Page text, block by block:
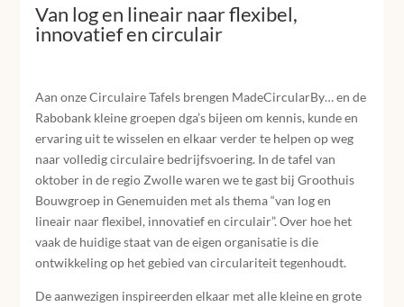
Van log en lineair naar flexibel,
innovatief en circulair
Aan onze Circulaire Tafels brengen MadeCircularBy… en de
Rabobank kleine groepen dga’s bijeen om kennis, kunde en
ervaring uit te wisselen en elkaar verder te helpen op weg
naar volledig circulaire bedrijfsvoering. In de tafel van
oktober in de regio Zwolle waren we te gast bij Groothuis
Bouwgroep in Genemuiden met als thema “van log en
lineair naar flexibel, innovatief en circulair”. Over hoe het
vaak de huidige staat van de eigen organisatie is die
ontwikkeling op het gebied van circulariteit tegenhoudt.
De aanwezigen inspireerden elkaar met alle kleine en grote